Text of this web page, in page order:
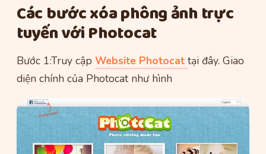
Các bước xóa phông ảnh trực
tuyến với Photocat
Bước 1:Truy cập Website Photocat tại đây. Giao
diện chính của Photocat như hình